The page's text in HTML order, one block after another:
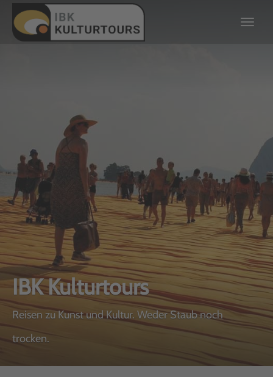
KULTURTOURS
IBK Kulturtours
Reisen zu Kunst und Kultur. Weder Staub noch
trocken.